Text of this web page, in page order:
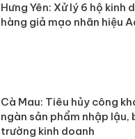
Hưng Yên: Xử lý 6 hộ kinh
hàng giả mạo nhãn hiệu
Cà Mau: Tiêu hủy công
ngàn sản phẩm nhập lậu,
trường kinh doanh